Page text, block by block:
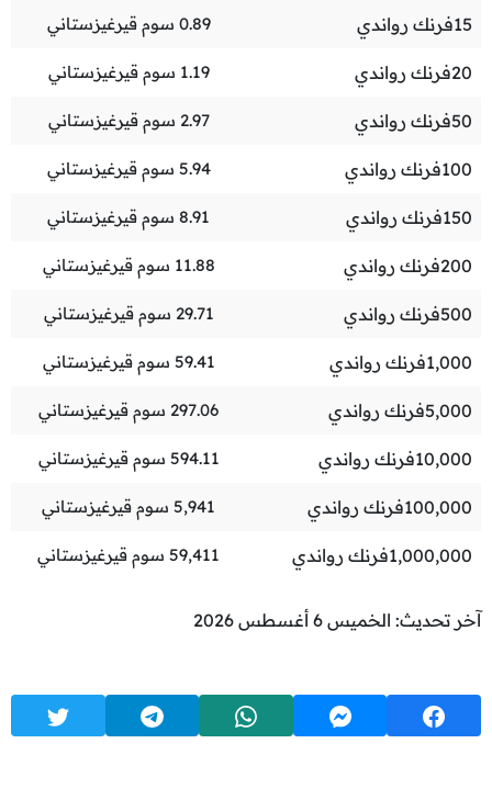
15فرنك رواندي 0.89 سوم قيرغيزستاني
20فرنك رواندي 1.19 سوم قيرغيزستاني
50فرنك رواندي 2.97 سوم قيرغيزستاني
100فرنك رواندي 5.94 سوم قيرغيزستاني
150فرنك رواندي 8.91 سوم قيرغيزستاني
200فرنك رواندي 11.88 سوم قيرغيزستاني
500فرنك رواندي 29.71 سوم قيرغيزستاني
1,000فرنك رواندي 59.41 سوم قيرغيزستاني
5,000فرنك رواندي 297.06 سوم قيرغيزستاني
10,000فرنك رواندي 594.11 سوم قيرغيزستاني
100,000فرنك رواندي 5,941 سوم قيرغيزستاني
1,000,000فرنك رواندي 59,411 سوم قيرغيزستاني
آخر تحديث: الخميس 6 أغسطس 2026